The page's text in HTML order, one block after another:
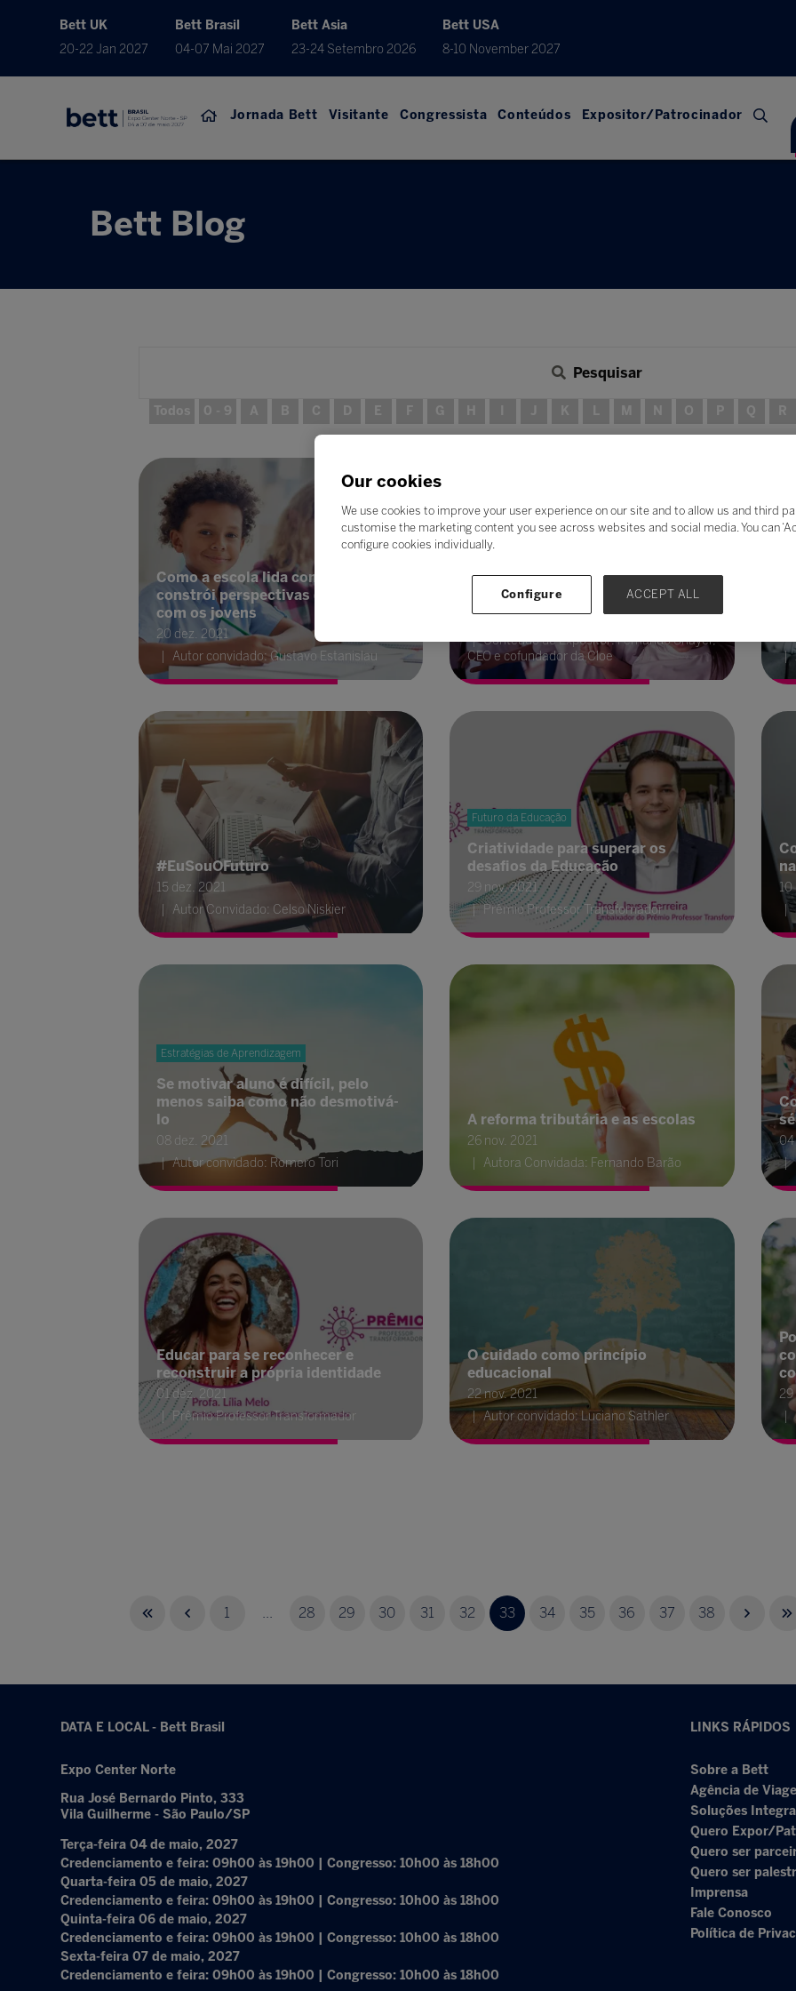
Bett UK
20-22 Jan 2027
Bett Brasil
04-07 Mai 2027
Bett Asia
23-24 Setembro 2026
Bett USA
8-10 November 2027
Jornada Bett Visitante Congressista Conteúdos Expositor/Patrocinador
Bett Blog
Pesquisar
Todos 0 - 9 A B C D E F G H J K L M N O P Q R
Como a escola lida com o trauma e
constrói perspectivas de futuro
com os jovens
20 dez. 2021
Autor convidado: Gustavo Estanislau
#EuSouOFuturo
15 dez. 2021
Autor Convidado: Celso Niskier
Estratégias de Aprendizagem
Se motivar aluno é difícil, pelo
menos saiba como não desmotivá-
lo
08 dez. 2021
Autor convidado: Romero Tori
Educar para se reconhecer e
reconstruir a própria identidade
01 dez. 2021
Prêmio Professor Transformador
pensamento e como isso afeta a
educação
01 dez. 2021
Conteúdo de Expositor: Fernando Shayer,
CEO e cofundador da Cloe
Futuro da Educação
Criatividade para superar os
desafios da Educação
29 nov. 2021
Prêmio Professor Transfomador
A reforma tributária e as escolas
26 nov. 2021
Autora Convidada: Fernando Barão
O cuidado como princípio
educacional
22 nov. 2021
Autor convidado: Luciano Sathler
10
04
29
1 ... 28 29 30 31 32 33 34 35 36 37 38
DATA E LOCAL - Bett Brasil
Expo Center Norte
Rua José Bernardo Pinto, 333
Vila Guilherme - São Paulo/SP
Terça-feira 04 de maio, 2027
Credenciamento e feira: 09h00 às 19h00 | Congresso: 10h00 às 18h00
Quarta-feira 05 de maio, 2027
Credenciamento e feira: 09h00 às 19h00 | Congresso: 10h00 às 18h00
Quinta-feira 06 de maio, 2027
Credenciamento e feira: 09h00 às 19h00 | Congresso: 10h00 às 18h00
Sexta-feira 07 de maio, 2027
Credenciamento e feira: 09h00 às 19h00 | Congresso: 10h00 às 18h00
LINKS RÁPIDOS
Sobre a Bett
Agência de
Soluções
Quero Expor/
Quero ser
Quero ser
Imprensa
Fale Conosco
Política de
Our cookies
We use cookies to improve your user experience on our site and to allow us and third
customise the marketing content you see across websites and social media. You can
configure cookies individually.
Configure ACCEPT ALL